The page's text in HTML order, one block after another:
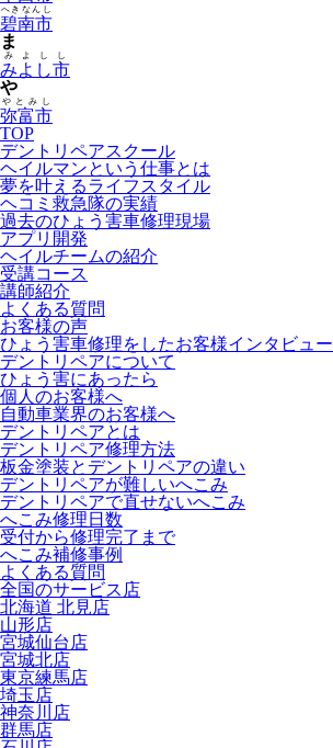
碧南市
へきなんし
ま
みよし市
みよしし
や
弥富市
やとみし
TOP
デントリペアスクール
ヘイルマンという仕事とは
夢を叶えるライフスタイル
ヘコミ救急隊の実績
過去のひょう害車修理現場
アプリ開発
ヘイルチームの紹介
受講コース
講師紹介
よくある質問
お客様の声
ひょう害車修理をしたお客様インタビュー
デントリペアについて
ひょう害にあったら
個人のお客様へ
自動車業界のお客様へ
デントリペアとは
デントリペア修理方法
板金塗装とデントリペアの違い
デントリペアが難しいへこみ
デントリペアで直せないへこみ
へこみ修理日数
受付から修理完了まで
へこみ補修事例
よくある質問
全国のサービス店
北海道 北見店
山形店
宮城仙台店
宮城北店
東京練馬店
埼玉店
神奈川店
群馬店